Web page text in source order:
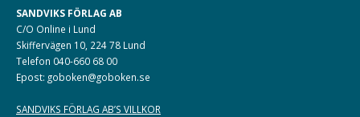
SANDVIKS FÖRLAG AB
C/O Online i Lund
Skiffervägen 10, 224 78 Lund
Telefon 040-660 68 00
Epost: goboken@goboken.se
SANDVIKS FÖRLAG AB’S VILLKOR